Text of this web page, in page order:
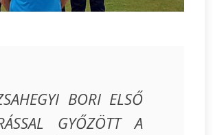
BORI ELSŐ
GYŐZÖTT A